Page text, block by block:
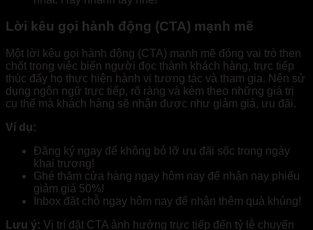
Lời kêu gọi hành động (CTA) mạnh mẽ
Một lời kêu gọi hành động (CTA) mạnh mẽ đóng vai trò then
chốt trong việc biến người đọc thành khách hàng, trực tiếp
thúc đẩy họ thực hiện hành vi tương tác và tham gia. Nên sử
dụng ngôn ngữ trực tiếp, rõ ràng và kèm theo những giá trị
cụ thể mà khách hàng sẽ nhận được như giảm giá, ưu đãi.
Ví dụ:
Đăng ký ngay để không bỏ lỡ ưu đãi sốc trong ngày
khai trương!
Ghé thăm cửa hàng ngay hôm nay để nhận nay phiếu
giảm giá 50%!
Inbox đặt chỗ ngay hôm nay để nhận thêm quà khủng!
Lưu ý: Vị trí đặt CTA ảnh hưởng trực tiếp đến tỷ lệ chuyển